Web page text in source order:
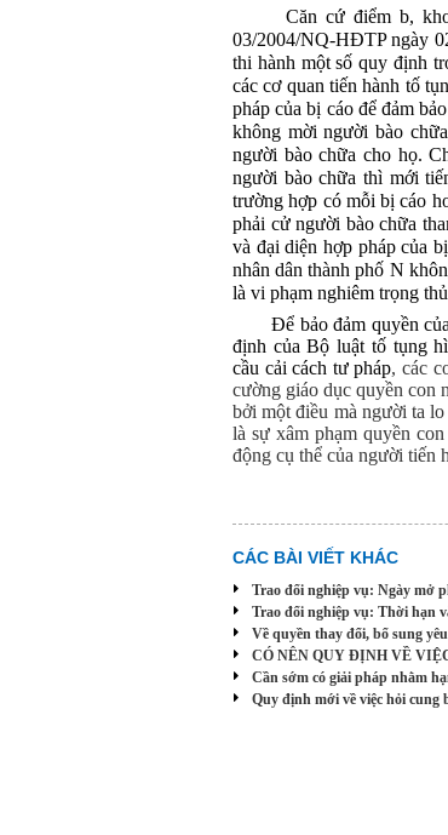
Căn cứ điểm b,
03/2004/NQ-HĐTP ngày
thi hành một số quy định
các cơ quan tiến hành tố
pháp của bị cáo để đảm
không mời người bào
người bào chữa cho họ.
người bào chữa thì mới
trường hợp có mỗi bị cáo
phải cử người bào chữa
và đại diện hợp pháp của
nhân dân thành phố N
là vi phạm nghiêm trọng
Để bảo đảm quyền
định của Bộ luật tố tụng
cầu cải cách tư pháp, các
cường giáo dục quyền con
bởi một điều mà người ta
là sự xâm phạm quyền
động cụ thể của người tiến
CÁC BÀI VIẾT KHÁC
Trao đổi nghiệp vụ: Ngày mở
Trao đổi nghiệp vụ: Thời hạn
Về quyền thay đổi, bổ sung
CÓ NÊN QUY ĐỊNH VỀ
Cần sớm có giải pháp nhằm
Quy định mới về việc hỏi cung